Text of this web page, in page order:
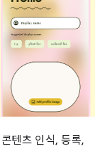
텐츠 인식, 등록,